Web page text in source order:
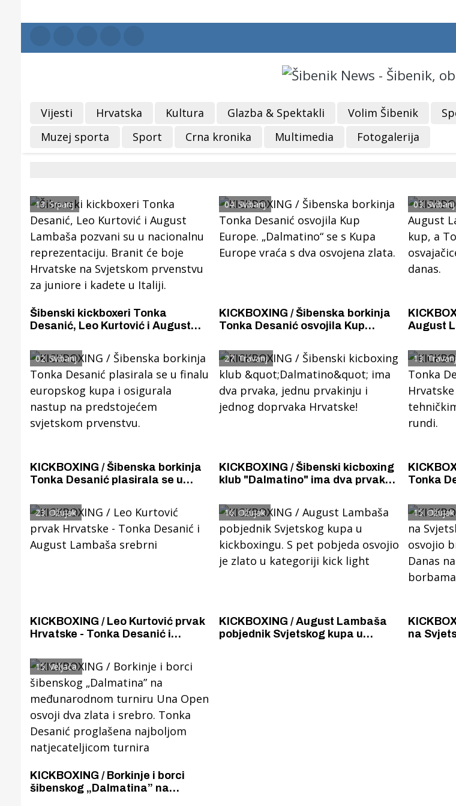
Vijesti Hrvatska Kultura Glazba & Spektakli Volim Šibenik
Muzej sporta
Sport Crna kronika Multimedia Fotogalerija
13. Srpanj
Šibenski kickboxeri Tonka
Desanić, Leo Kurtović i August
nacionalnu reprezentaciju. Branit
će boje Hrvatske na Svjetskom
prvenstvu za juniore i kadete u
Italiji.
04. Svibanj
KICKBOXING / Šibenska borkinja
Tonka Desanić osvojila Kup
Europe vraća s dva osvojena
zlata.
03. Svibanj
August
danas.
02. Svibanj
KICKBOXING / Šibenska borkinja
Tonka Desanić plasirala se u
nastup na predstojećem
svjetskom prvenstvu.
27. Travanj
KICKBOXING / Šibenski kicboxing
klub "Dalmatino" ima dva prvaka,
Hrvatske!
13. Travanj
KICKBOXING /
Tonka
23. Ožujak
KICKBOXING / Leo Kurtović prvak
Hrvatske - Tonka Desanić i
16. Ožujak
KICKBOXING / August Lambaša
pobjednik Svjetskog kupa u
15. Ožujak
na
15. Veljača
KICKBOXING / Borkinje i borci
šibenskog „Dalmatina” na